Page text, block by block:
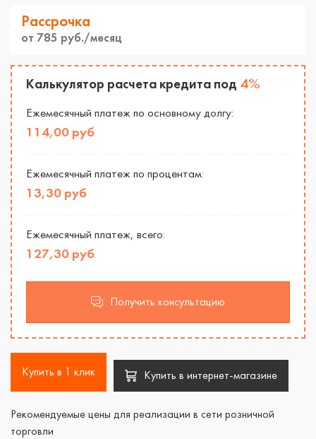
Рассрочка
от 785 руб./месяц
Калькулятор расчета кредита под 4%
Ежемесячный платеж по основному долгу:
114,00 руб
Ежемесячный платеж по процентам:
13,30 руб
Ежемесячный платеж, всего:
127,30 руб
Получить консультацию
Купить в 1 клик Купить в интернет-магазине
Рекомендуемые цены для реализации в сети розничной
торговли